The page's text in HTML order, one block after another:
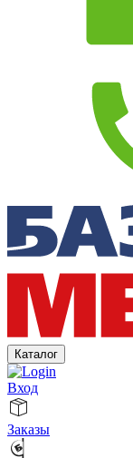
Каталог
Вход
Заказы